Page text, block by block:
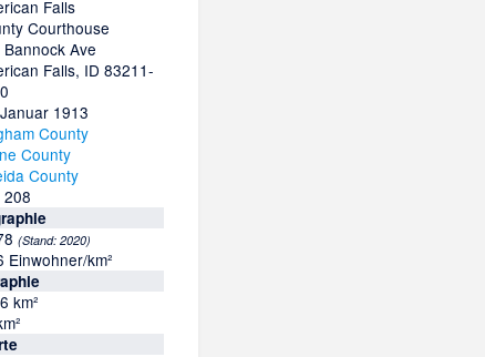
Falls
Courthouse
Ave
Falls, ID 83211-
1913
County
County
County
(Stand:2020)
Einwohner/km²
km²